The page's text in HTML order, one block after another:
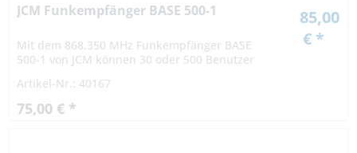
JCM Funkempfänger BASE 500-1
Mit dem 868.350 MHz Funkempfänger BASE
500-1 von JCM können 30 oder 500 Benutzer
oder zu mehreren gleichzeitig eingelernt oder...
Artikel-Nr.: 40167
75,00 € *
85,00
€ *